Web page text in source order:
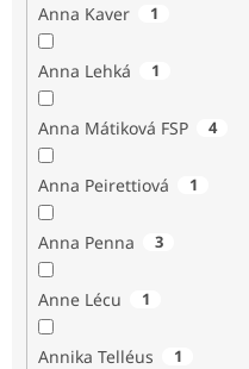
Anna Kaver 1
Anna Lehká 1
Anna Mátiková FSP 4
Anna Peirettiová 1
Anna Penna 3
Anne Lécu 1
Annika Telléus 1